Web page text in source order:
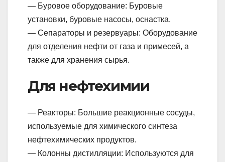
— Буровое оборудование: Буровые
установки, буровые насосы, оснастка.
— Сепараторы и резервуары: Оборудование
для отделения нефти от газа и примесей, а
также для хранения сырья.
Для нефтехимии
— Реакторы: Большие реакционные сосуды,
используемые для химического синтеза
нефтехимических продуктов.
— Колонны дистилляции: Используются для